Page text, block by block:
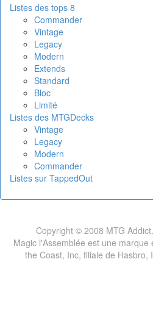
Listes des tops 8
Commander
Vintage
Legacy
Modern
Extends
Standard
Bloc
Limité
Listes des MTGDecks
Vintage
Legacy
Modern
Commander
Listes sur TappedOut
Copyright © 2008 MTG
Magic l'Assemblée est une
the Coast, Inc, filiale de Hasbro,